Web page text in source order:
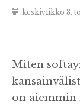
keskiviikko 3.
Miten
on aiemmin